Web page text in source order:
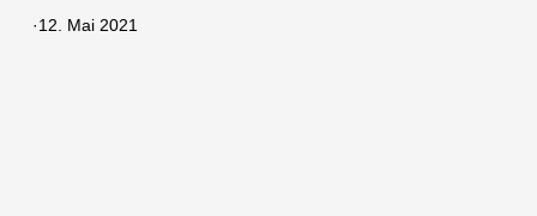
·12. Mai 2021